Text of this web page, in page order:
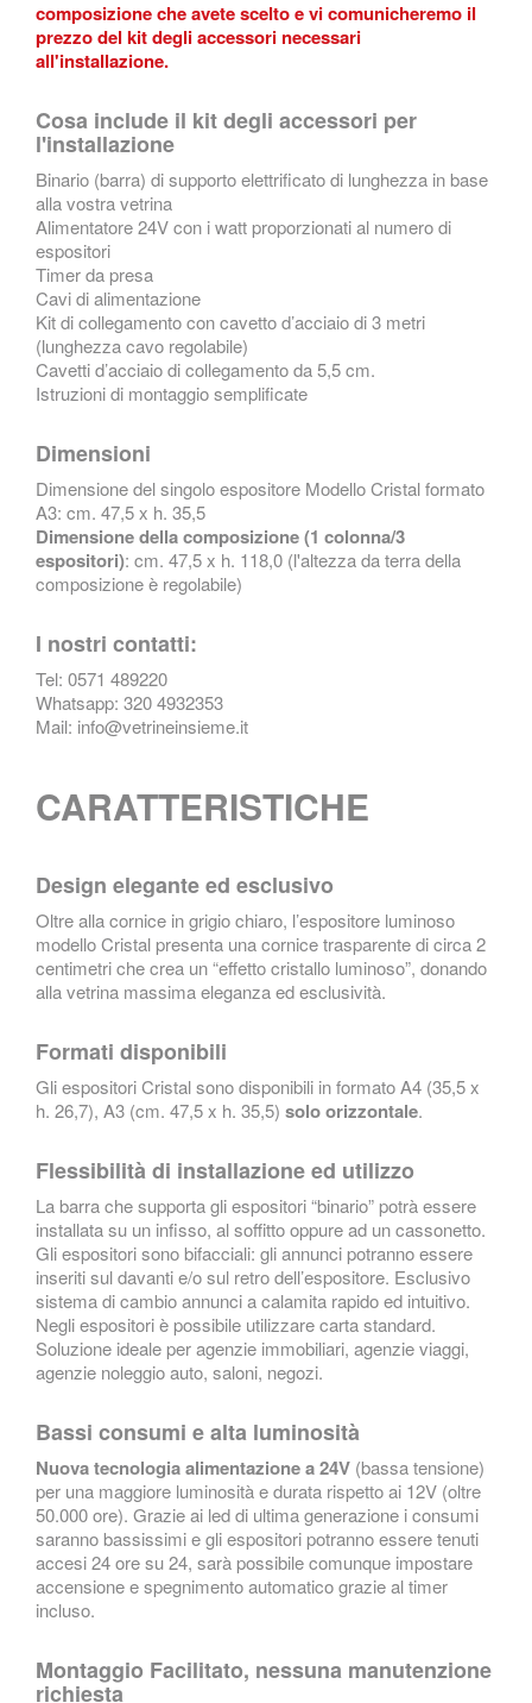
composizione che avete scelto e vi comunicheremo il
prezzo del kit degli accessori necessari
all'installazione.
Cosa include il kit degli accessori per
l'installazione
Binario (barra) di supporto elettrificato di lunghezza in base
alla vostra vetrina
Alimentatore 24V con i watt proporzionati al numero di
espositori
Timer da presa
Cavi di alimentazione
Kit di collegamento con cavetto d’acciaio di 3 metri
(lunghezza cavo regolabile)
Cavetti d’acciaio di collegamento da 5,5 cm.
Istruzioni di montaggio semplificate
Dimensioni
Dimensione del singolo espositore Modello Cristal formato
A3: cm. 47,5 x h. 35,5
Dimensione della composizione (1 colonna/3
espositori): cm. 47,5 x h. 118,0 (l'altezza da terra della
composizione è regolabile)
I nostri contatti:
Tel: 0571 489220
Whatsapp: 320 4932353
Mail: info@vetrineinsieme.it
CARATTERISTICHE
Design elegante ed esclusivo
Oltre alla cornice in grigio chiaro, l’espositore luminoso
modello Cristal presenta una cornice trasparente di circa 2
centimetri che crea un “effetto cristallo luminoso”, donando
alla vetrina massima eleganza ed esclusività.
Formati disponibili
Gli espositori Cristal sono disponibili in formato A4 (35,5 x
h. 26,7), A3 (cm. 47,5 x h. 35,5) solo orizzontale.
Flessibilità di installazione ed utilizzo
La barra che supporta gli espositori “binario” potrà essere
installata su un infisso, al soffitto oppure ad un cassonetto.
Gli espositori sono bifacciali: gli annunci potranno essere
inseriti sul davanti e/o sul retro dell’espositore. Esclusivo
sistema di cambio annunci a calamita rapido ed intuitivo.
Negli espositori è possibile utilizzare carta standard.
Soluzione ideale per agenzie immobiliari, agenzie viaggi,
agenzie noleggio auto, saloni, negozi.
Bassi consumi e alta luminosità
Nuova tecnologia alimentazione a 24V (bassa tensione)
per una maggiore luminosità e durata rispetto ai 12V (oltre
50.000 ore). Grazie ai led di ultima generazione i consumi
saranno bassissimi e gli espositori potranno essere tenuti
accesi 24 ore su 24, sarà possibile comunque impostare
accensione e spegnimento automatico grazie al timer
incluso.
Montaggio Facilitato, nessuna manutenzione
richiesta